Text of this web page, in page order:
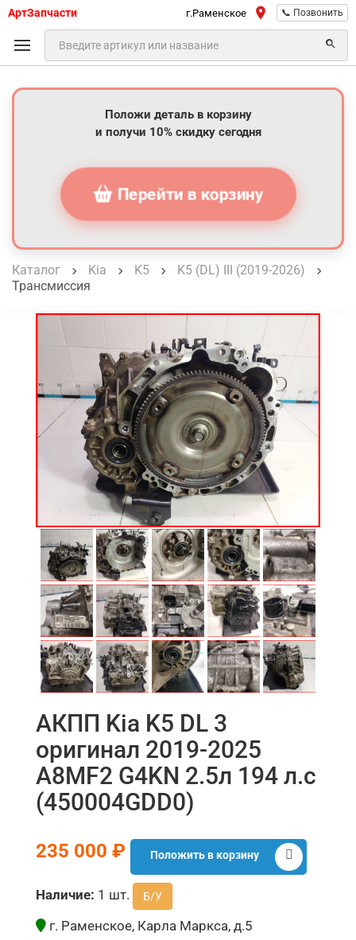
АртЗапчасти г.Раменское 📞 Позвонить
Положи деталь в корзину
и получи 10% скидку сегодня
Перейти в корзину
Каталог Kia K5
K5 (DL) III (2019-2026)
Трансмиссия
АКПП Kia K5 DL 3
оригинал 2019-2025
A8MF2 G4KN 2.5л 194 л.с
(450004GDD0)
235 000 ₽ Положить в корзину
Наличие: 1 шт. Б/У
г. Раменское, Карла Маркса, д.5